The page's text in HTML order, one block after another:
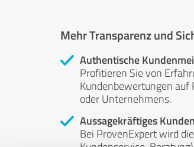
Mehr Transparenz und
Authentische
Profitieren Sie von
Kundenbewertungen auf
oder Unternehmens.
Aussagekräftiges
Bei ProvenExpert wird